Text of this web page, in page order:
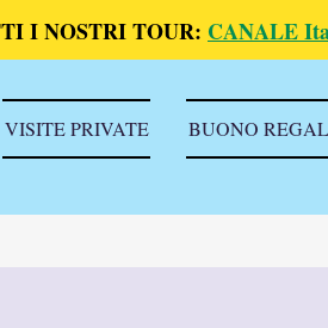
I NOSTRI TOUR: CANALE
VISITE PRIVATE BUONO